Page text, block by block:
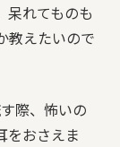
呆れてものも
教えたいので
際、怖いの
をおさえま